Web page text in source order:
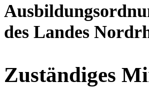
des Landes
Zuständiges